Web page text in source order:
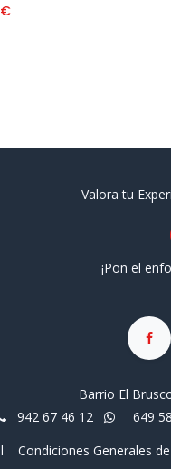
€
Valora tu
¡Pon el
Barrio El
942 67 46 12
649
Condiciones Generales